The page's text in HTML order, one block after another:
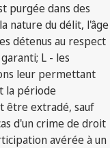
purgée dans des
nature du délit, l'âge
détenus au respect
L - les
leur permettant
la période
être extradé, sauf
d'un crime de droit
avérée à un